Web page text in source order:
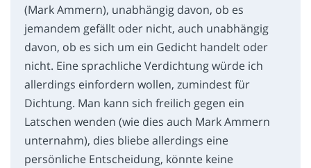
(Mark Ammern), unabhängig davon, ob es
jemandem gefällt oder nicht, auch unabhängig
davon, ob es sich um ein Gedicht handelt oder
nicht. Eine sprachliche Verdichtung würde ich
allerdings einfordern wollen, zumindest für
Dichtung. Man kann sich freilich gegen ein
Latschen wenden (wie dies auch Mark Ammern
unternahm), dies bliebe allerdings eine
persönliche Entscheidung, könnte keine